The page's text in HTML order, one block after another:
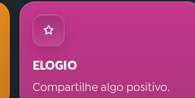
ELOGIO
Compartilhe algo positivo.